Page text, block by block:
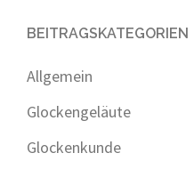
BEITRAGSKATEGORIEN
Allgemein
Glockengeläute
Glockenkunde